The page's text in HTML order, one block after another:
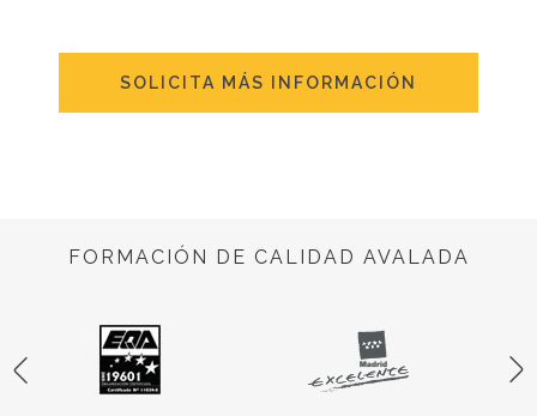
SOLICITA MÁS INFORMACIÓN
FORMACIÓN DE CALIDAD AVALADA